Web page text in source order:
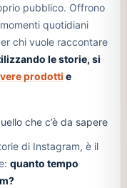
pubblico. Offrono
quotidiani
chi vuole raccontare
le storie, si
prodotti e
che c’è da sapere
di Instagram, è il
quanto tempo